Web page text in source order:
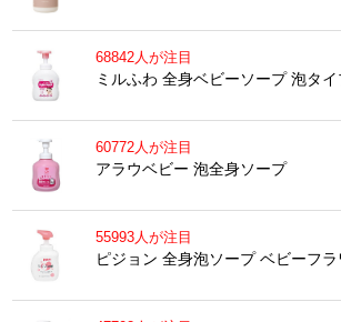
68842人が注目
ミルふわ 全身ベビーソープ 泡タイ
60772人が注目
アラウベビー 泡全身ソープ
55993人が注目
ピジョン 全身泡ソープ ベビーフラ